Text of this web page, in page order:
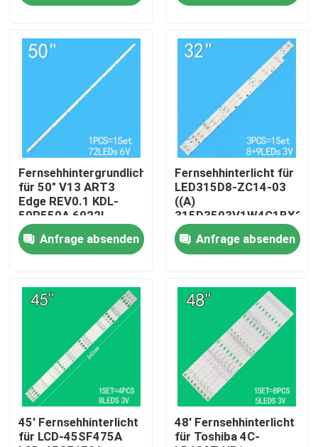
Videos
Über uns
Fabrik-Ausflug
Treten Sie mit uns in Verbindung
Nachrichten
Fordern Sie ein Zitat
LED-TV-Hintergrundbeleuchtung
4D-LE3202-YC1P0Z1
Fernsehhintergrundlicht
für 50" V13 ART3
Edge REV0.1 KDL-
50R550A 6922L-
0083A 6916L1291A
Anfrage absenden
Fernsehhinterlicht für
LED315D8-ZC14-03
((A)
315D3503V1W4C1BX2-
55917M
30331509207
Anfrage absenden
45' Fernsehhinterlicht
für LCD-45SF475A
48' Fernsehhinterlicht
für Toshiba 4C-